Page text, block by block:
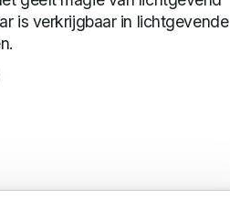
is verkrijgbaar in lichtgevende